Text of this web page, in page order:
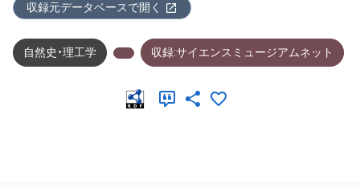
収録元データベースで開く
自然史・理工学 収録:サイエンスミュージアムネット